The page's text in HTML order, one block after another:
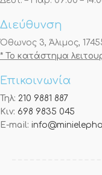
Διεύθυνση
Όθωνος 3, Άλιμος,
* Το κατάστημα
Επικοινωνία
Τηλ: 210 9881 887
Κιν: 698 9835 045
E-mail: